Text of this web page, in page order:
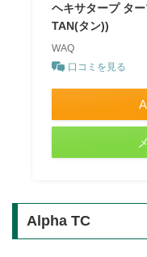
ヘキサタープ タ
TAN(タン))
WAQ
口コミを見る
Alpha TC